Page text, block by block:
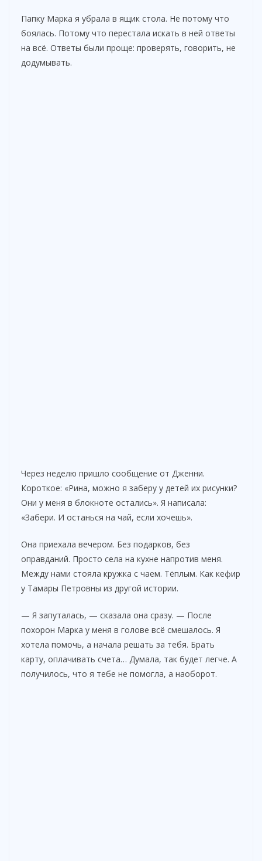
Папку Марка я убрала в ящик стола. Не потому что
боялась. Потому что перестала искать в ней ответы
на всё. Ответы были проще: проверять, говорить, не
додумывать.
Через неделю пришло сообщение от Дженни.
Короткое: «Рина, можно я заберу у детей их рисунки?
Они у меня в блокноте остались». Я написала:
«Забери. И останься на чай, если хочешь».
Она приехала вечером. Без подарков, без
оправданий. Просто села на кухне напротив меня.
Между нами стояла кружка с чаем. Тёплым. Как кефир
у Тамары Петровны из другой истории.
— Я запуталась, — сказала она сразу. — После
похорон Марка у меня в голове всё смешалось. Я
хотела помочь, а начала решать за тебя. Брать
карту, оплачивать счета… Думала, так будет легче. А
получилось, что я тебе не помогла, а наоборот.